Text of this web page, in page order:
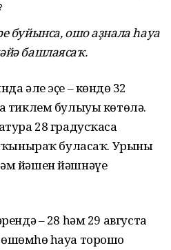
буйынса, ошо аҙнала һауа
башлаясаҡ.
әле эҫе – көндөҙ 32
тиклем булыуы көтөлә.
28 градусҡаса
буласаҡ. Урыны
йәшен йәшнәүе
– 28 һәм 29 августа
һауа торошо